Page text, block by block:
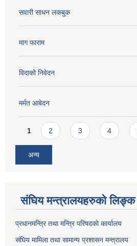
सवारी साधन लकबुक
माग फाराम
विदाको निवेदन
मर्मत आबेदन
Pages
1 2 3 4
अन्य
संघिय मन्त्रालयहरुको लिङ्‍क
प्रधानमन्त्रि तथा मन्त्रि परिषदको कार्यालय
संघिय मामिला तथा सामान्य प्रशासन मन्त्रालय